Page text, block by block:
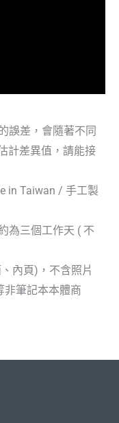
誤差，會隨著不同
計差異值，請能接
in Taiwan / 手工製
為三個工作天 ( 不
內頁)，不含照片
非筆記本本體商